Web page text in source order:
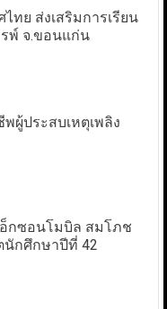
ทย ส่งเสริมการเรียน
พ์ จ.ขอนแก่น
ผู้ประสบเหตุเพลิง
กซอนโมบิล สมโภช
นักศึกษาปีที่ 42